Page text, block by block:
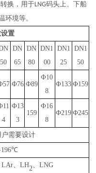
换，用于LNG码头上、下船
环境等。
置
50
DN
65
DN
80
DN1
00
DN1
25
DN1
50
Ф76 Ф89
Ф10
8
Ф133 Ф159
4
Ф13
3
159
Ф16
8
Ф219 Ф245
需要设计
196℃
LAr、LH2、LNG